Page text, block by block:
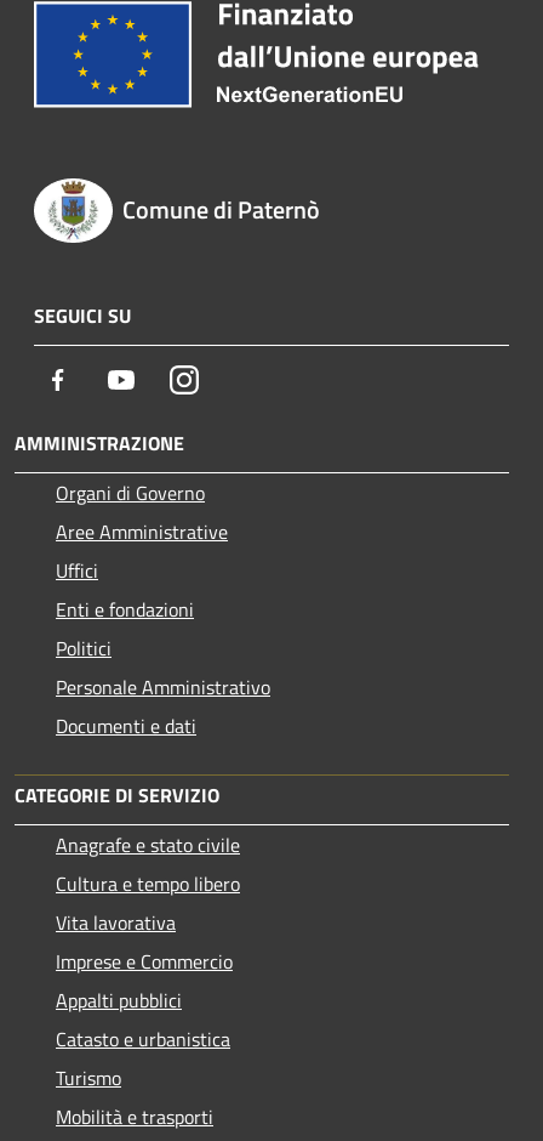
Comune di Paternò
SEGUICI SU
Facebook YoutubeInstagram
AMMINISTRAZIONE
Organi di Governo
Aree Amministrative
Uffici
Enti e fondazioni
Politici
Personale Amministrativo
Documenti e dati
CATEGORIE DI SERVIZIO
Anagrafe e stato civile
Cultura e tempo libero
Vita lavorativa
Imprese e Commercio
Appalti pubblici
Catasto e urbanistica
Turismo
Mobilità e trasporti